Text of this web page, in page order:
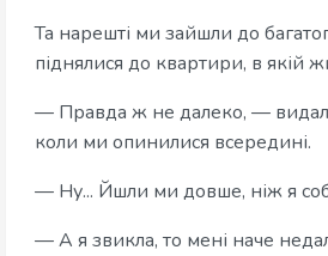
Та нарешті ми зайшли до
піднялися до квартири, в якій
— Правда ж не далеко, —
коли ми опинилися всередині.
— Ну... Йшли ми довше, ніж я
— А я звикла, то мені наче